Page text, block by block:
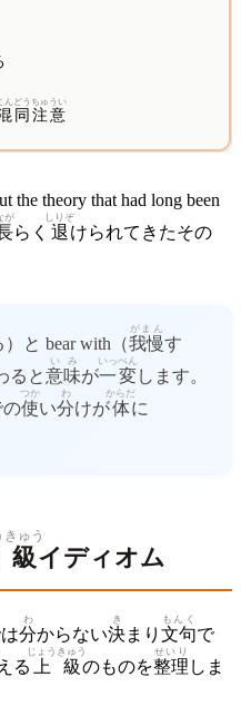
同
んどう
注意
ちゅうい
the theory that had long been
が
らく 退
しりぞ
けられてきたその
と bear with（我慢
がまん
す
ると意味
いみ
が一変
いっぺん
します。
の使
つか
い分
わ
けが体
からだ
に
きゅう
イディオム
分
わ
からない決
き
まり 文句
もんく
で
える 上級
じょうきゅう
のものを整理
せいり
しま